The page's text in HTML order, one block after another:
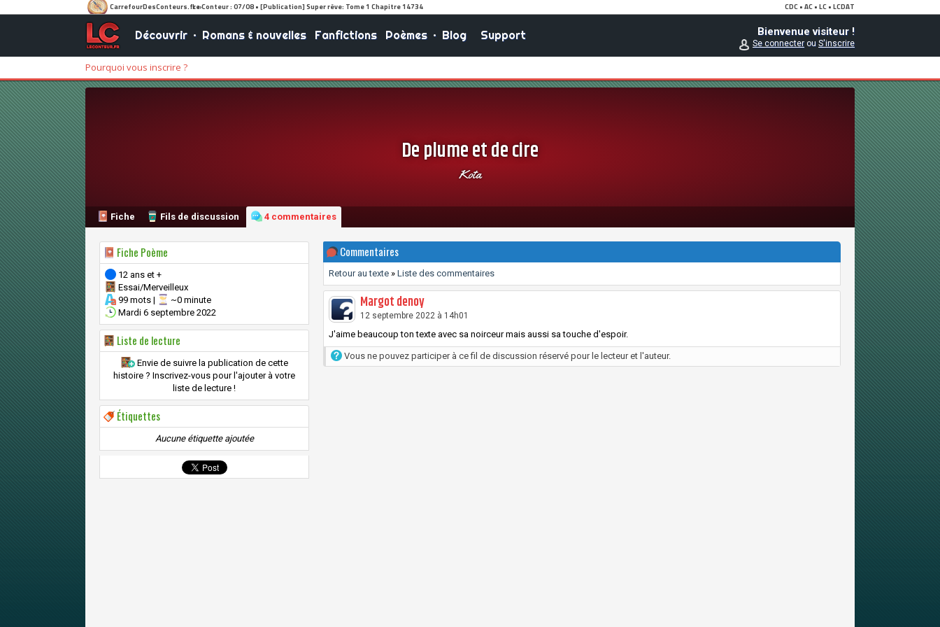
Découvrir• Romans & nouvelles Fanfictions Poèmes• Blog Support Bienvenue visiteur !
Se connecterou S'inscrire
Pourquoi vous inscrire ?
De plume et de cire
Kota
Fiche Fils de discussion 4 commentaires
Fiche Poème
12 ans et +
Essai/Merveilleux
99 mots |
~0 minute
Mardi 6 septembre 2022
Liste de lecture
Envie de suivre la publication de cette
histoire ? Inscrivez-vous pour l'ajouter à votre
liste de lecture !
Étiquettes
Aucune étiquette ajoutée
Commentaires
Retour au texte » Liste des commentaires
Margot denoy
12 septembre 2022 à 14h01
J'aime beaucoup ton texte avec sa noirceur mais aussi sa touche d'espoir.
Vous ne pouvez participer à ce fil de discussion réservé pour le lecteur et l'auteur.